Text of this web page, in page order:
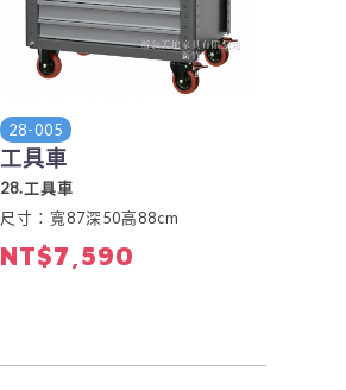
28-005
工具車
28.工具車
尺寸：寬87深50高88cm
NT$7,590